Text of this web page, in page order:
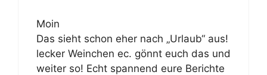
Moin
Das sieht schon eher nach „Urlaub“ aus!
lecker Weinchen ec. gönnt euch das und
weiter so! Echt spannend eure Berichte